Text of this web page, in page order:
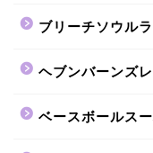
ブリーチソウル
ヘブンバーンズ
ベースボールス